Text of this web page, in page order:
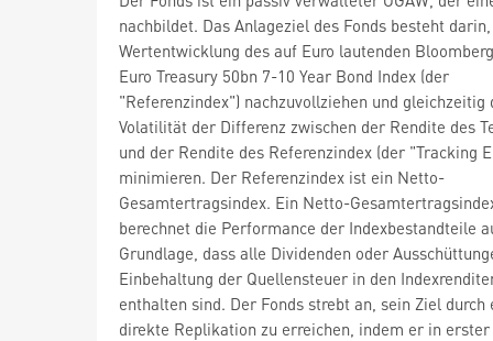
nachbildet. Das Anlageziel des Fonds besteht
Wertentwicklung des auf Euro lautenden
Euro Treasury 50bn 7-10 Year Bond Index (der
"Referenzindex") nachzuvollziehen und gleichzeitig
Volatilität der Differenz zwischen der Rendite des
und der Rendite des Referenzindex (der "Tracking
minimieren. Der Referenzindex ist ein Netto-
Gesamtertragsindex. Ein Netto-
berechnet die Performance der Indexbestandteile
Grundlage, dass alle Dividenden oder
Einbehaltung der Quellensteuer in den
enthalten sind. Der Fonds strebt an, sein Ziel durch
direkte Replikation zu erreichen, indem er in